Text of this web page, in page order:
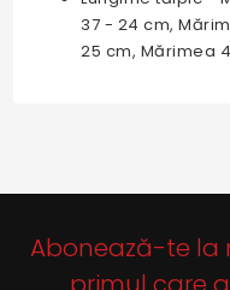
37 - 24 cm,
25 cm, Mărimea
Abonează-te la